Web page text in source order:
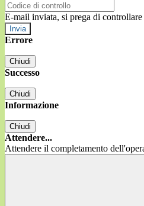
E-mail inviata, si prega di
Errore
Chiudi
Successo
Chiudi
Informazione
Chiudi
Attendere...
Attendere il completamento